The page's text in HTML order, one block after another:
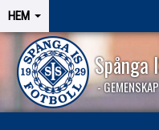
HEM
Spånga
-